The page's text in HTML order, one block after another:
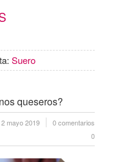
Suero
queseros?
2 mayo 2019
0 comentarios
0